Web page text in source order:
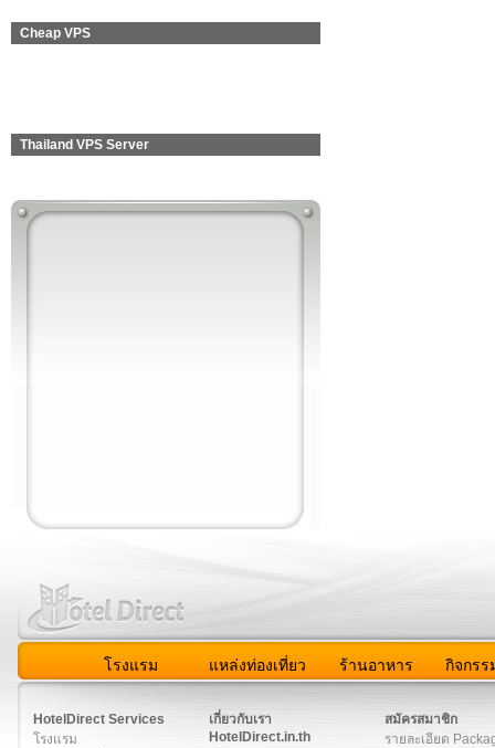
Cheap VPS
Thailand VPS Server
โรงแรม แหล่งท่องเที่ยว ร้านอาหาร กิจกรร
HotelDirect Services
โรงแรม
เกี่ยวกับเรา
HotelDirect.in.th
สมัครสมาชิก
รายละเอียด